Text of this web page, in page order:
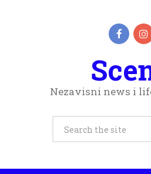
Nezavisni news i